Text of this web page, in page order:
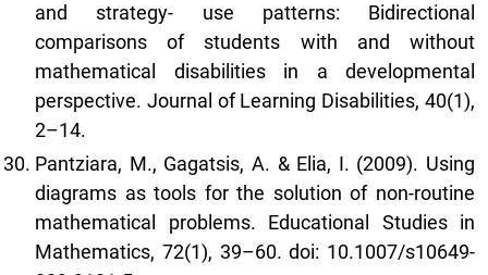
and strategy- use patterns: Bidirectional
comparisons of students with and without
mathematical disabilities in a developmental
perspective. Journal of Learning Disabilities, 40(1),
2–14.
Pantziara, M., Gagatsis, A. & Elia, I. (2009). Using
diagrams as tools for the solution of non-routine
mathematical problems. Educational Studies in
Mathematics, 72(1), 39–60. doi: 10.1007/s10649-